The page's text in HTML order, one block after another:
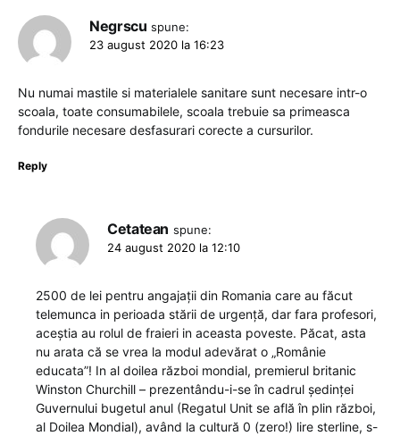
Negrscu spune:
23 august 2020 la 16:23
Nu numai mastile si materialele sanitare sunt necesare intr-o
scoala, toate consumabilele, scoala trebuie sa primeasca
fondurile necesare desfasurari corecte a cursurilor.
Reply
Cetatean spune:
24 august 2020 la 12:10
2500 de lei pentru angajații din Romania care au făcut
telemunca in perioada stării de urgență, dar fara profesori,
aceștia au rolul de fraieri in aceasta poveste. Păcat, asta
nu arata că se vrea la modul adevărat o „Românie
educata”! In al doilea război mondial, premierul britanic
Winston Churchill – prezentându-i-se în cadrul şedinţei
Guvernului bugetul anul (Regatul Unit se află în plin război,
al Doilea Mondial), având la cultură 0 (zero!) lire sterline, s-